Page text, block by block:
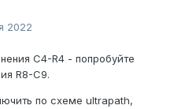
2022
С4-R4 - попробуйте
R8-C9.
по схеме ultrapath,